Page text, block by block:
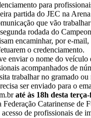
para
partida do JEC na
que vão
rodada do
encaminhar, por e-
o credenciamento.
enviar o nome do veículo
acompanhados de
trabalhar no gramado ou
ser enviado para o
até às 18h desta
Federação Catarinense de
de profissionais de